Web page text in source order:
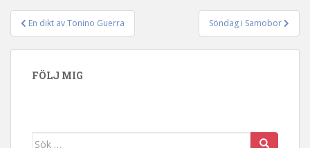
Inläggsnavigering
En dikt av Tonino Guerra Söndag i Samobor
FÖLJ MIG
Sök efter: